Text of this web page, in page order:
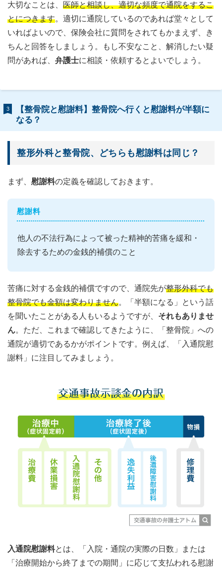
大切なことは、 医師と相談し、適切な頻度で通院をするこ
とにつきます。適切に通院しているのであれば堂々として
いればよいので、保険会社に質問をされてもかまえず、き
ちんと回答をしましょう。もし不安なこと、解消したい疑
問があれば、 弁護士に相談・依頼するとよいでしょう。
3
【整骨院と慰謝料】整骨院へ行くと慰謝料が半額に
なる？
整形外科と整骨院、どちらも慰謝料は同じ？
まず、 慰謝料の定義を確認しておきます。
慰謝料
他人の不法行為によって被った精神的苦痛を緩和・
除去するための金銭的補償のこと
苦痛に対する金銭的補償ですので、通院先が整形外科でも
整骨院でも金額は変わりません。「半額になる」という話
を聞いたことがある人もいるようですが、 それもありませ
ん。ただ、これまで確認してきたように、「整骨院」への
通院が適切であるかがポイントです。例えば、「入通院慰
謝料」に注目してみましょう。
入通院慰謝料とは、「入院・通院の実際の日数」または
「治療開始から終了までの期間」に応じて支払われる慰謝